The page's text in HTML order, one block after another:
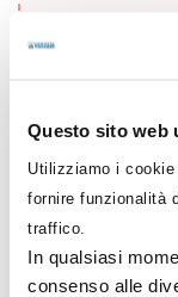
Questo sito web
Utilizziamo i
fornire funzionalità
traffico.
In qualsiasi
consenso alle